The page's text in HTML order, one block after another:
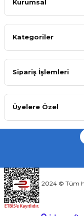
Kurumsal
Kategoriler
Sipariş İşlemleri
Üyelere Özel
2024 © Tüm